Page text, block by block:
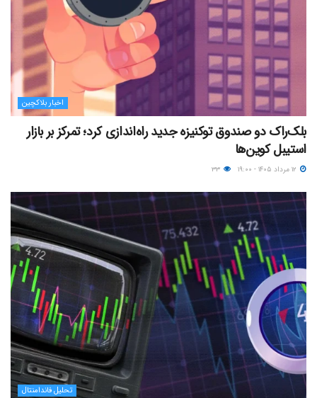
اخبار بلاکچین
بلک‌راک دو صندوق توکنیزه جدید راه‌اندازی کرد؛ تمرکز بر بازار
استیبل کوین‌ها
تحلیل فاندامنتال